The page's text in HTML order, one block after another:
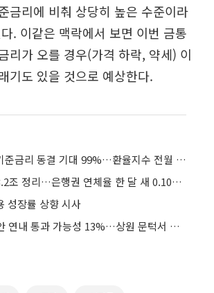
금리에 비춰 상당히 높은 수준이라
. 이같은 맥락에서 보면 이번 금통
리가 오를 경우(가격 하락, 약세) 이
기도 있을 것으로 예상한다.
금통위 앞두고 기준금리 동결 기대 99%…환율지수 전월 대비 급등
연말 연체채권 3.2조 정리…은행권 연체율 한 달 새 0.10%p 하락
성장률 상향 시사
美 클래리티 법안 연내 통과 가능성 13%…상원 문턱서 제동